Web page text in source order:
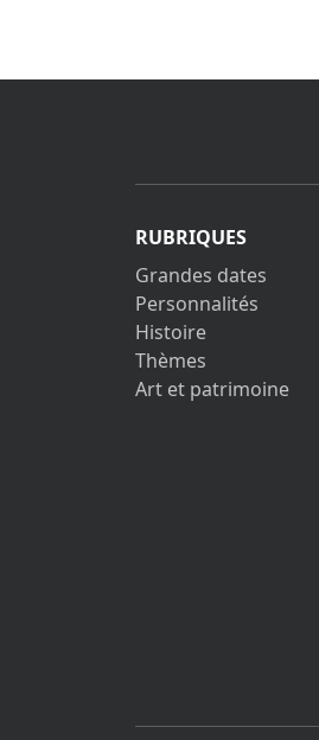
RUBRIQUES
Grandes dates
Personnalités
Histoire
Thèmes
Art et patrimoine